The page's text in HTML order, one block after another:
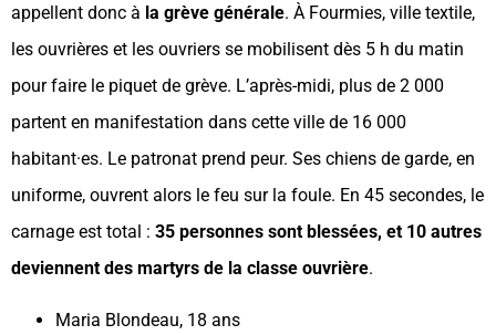
appellent donc à la grève générale. À Fourmies, ville textile,
les ouvrières et les ouvriers se mobilisent dès 5 h du matin
pour faire le piquet de grève. L’après-midi, plus de 2 000
partent en manifestation dans cette ville de 16 000
habitant·es. Le patronat prend peur. Ses chiens de garde, en
uniforme, ouvrent alors le feu sur la foule. En 45 secondes, le
carnage est total : 35 personnes sont blessées, et 10 autres
deviennent des martyrs de la classe ouvrière.
Maria Blondeau, 18 ans